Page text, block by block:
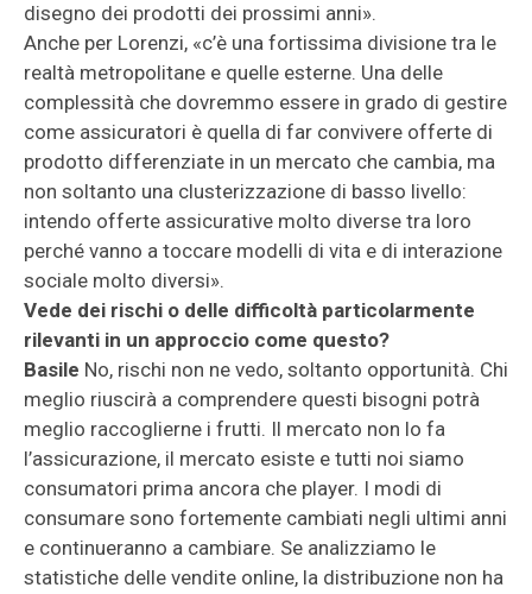
disegno dei prodotti dei prossimi anni».
Anche per Lorenzi, «c’è una fortissima divisione tra le
realtà metropolitane e quelle esterne. Una delle
complessità che dovremmo essere in grado di gestire
come assicuratori è quella di far convivere offerte di
prodotto differenziate in un mercato che cambia, ma
non soltanto una clusterizzazione di basso livello:
intendo offerte assicurative molto diverse tra loro
perché vanno a toccare modelli di vita e di interazione
sociale molto diversi».
Vede dei rischi o delle difficoltà particolarmente
rilevanti in un approccio come questo?
Basile No, rischi non ne vedo, soltanto opportunità. Chi
meglio riuscirà a comprendere questi bisogni potrà
meglio raccoglierne i frutti. Il mercato non lo fa
l’assicurazione, il mercato esiste e tutti noi siamo
consumatori prima ancora che player. I modi di
consumare sono fortemente cambiati negli ultimi anni
e continueranno a cambiare. Se analizziamo le
statistiche delle vendite online, la distribuzione non ha